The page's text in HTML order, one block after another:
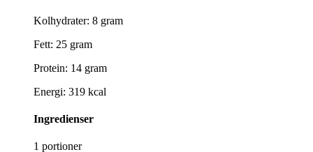
Kolhydrater: 8 gram
Fett: 25 gram
Protein: 14 gram
Energi: 319 kcal
Ingredienser
1 portioner